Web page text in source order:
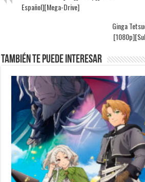
Español][Mega-Drive]
Ginga
También te puede interesar